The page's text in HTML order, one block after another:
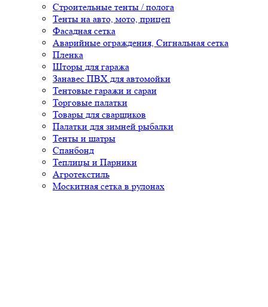
Строительные тенты / полога
Тенты на авто, мото, прицеп
Фасадная сетка
Аварийные ограждения, Сигнальная сетка
Пленка
Шторы для гаража
Занавес ПВХ для автомойки
Тентовые гаражи и сараи
Торговые палатки
Товары для сварщиков
Палатки для зимней рыбалки
Тенты и шатры
Спанбонд
Теплицы и Парники
Агротекстиль
Москитная сетка в рулонах